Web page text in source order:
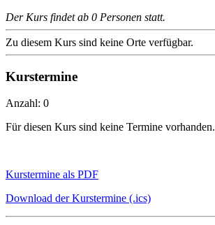
Der Kurs findet ab 0 Personen statt.
Zu diesem Kurs sind keine Orte verfügbar.
Kurstermine
Anzahl: 0
Für diesen Kurs sind keine Termine vorhanden.
Kurstermine als PDF
Download der Kurstermine (.ics)